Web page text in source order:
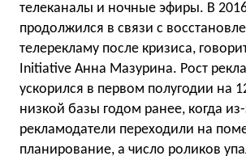
телеканалы и ночные эфиры. В
продолжился в связи с
телерекламу после кризиса,
Initiative Анна Мазурина. Рост
ускорился в первом полугодии на
низкой базы годом ранее, когда
рекламодатели переходили на
планирование, а число роликов